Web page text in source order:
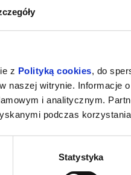
z Polityką cookies, do
naszej witrynie. Informacje
i analitycznym.
podczas korzystania
Statystyka
ODYSEJA
kup bilet